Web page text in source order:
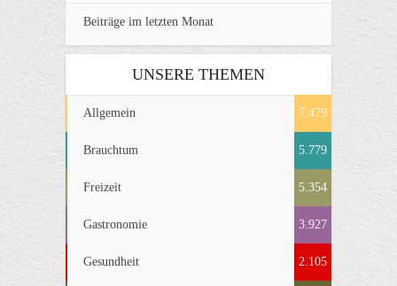
Beiträge im letzten Monat
UNSERE THEMEN
Allgemein 7.479
Brauchtum 5.779
Freizeit 5.354
Gastronomie 3.927
Gesundheit 2.105